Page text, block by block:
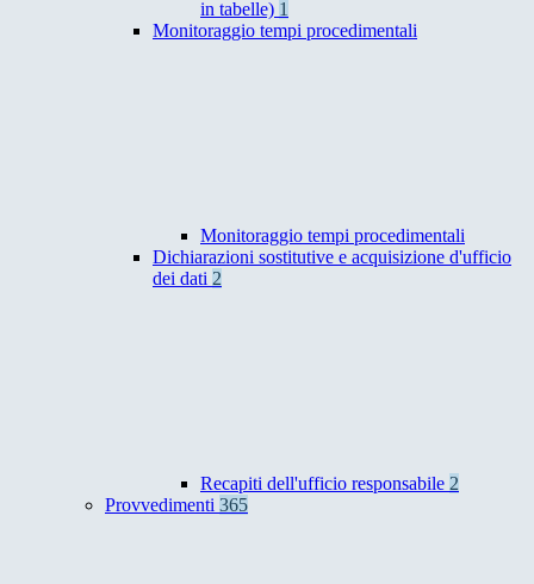
in tabelle) 1
Monitoraggio tempi procedimentali
Monitoraggio tempi procedimentali
Dichiarazioni sostitutive e acquisizione d'ufficio
dei dati 2
Recapiti dell'ufficio responsabile 2
Provvedimenti 365